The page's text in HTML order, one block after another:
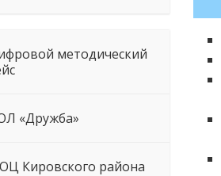
методический
«Дружба»
Кировского района